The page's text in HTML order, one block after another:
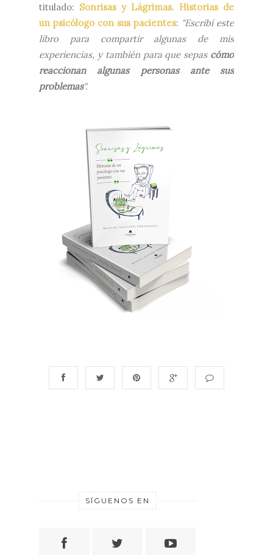
titulado: Sonrisas y Lágrimas. Historias de
un psicólogo con sus pacientes: "Escribí este
libro para compartir algunas de mis
experiencias, y también para que sepas cómo
reaccionan algunas personas ante sus
problemas".
SÍGUENOS EN